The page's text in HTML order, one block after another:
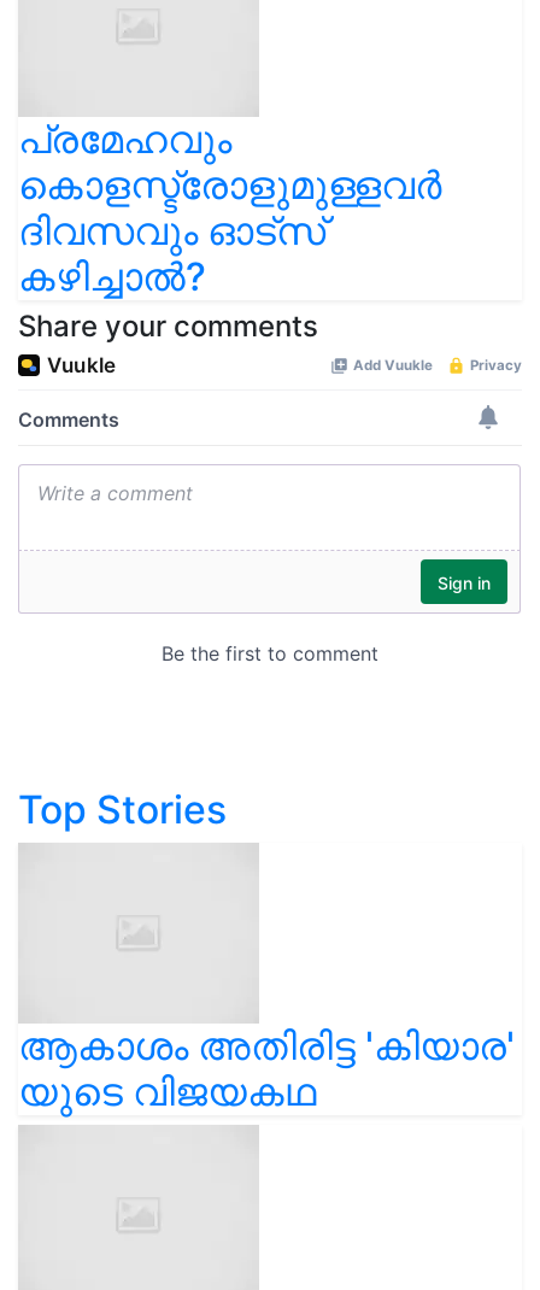
പ്രമേഹവും
കൊളസ്ട്രോളുമുള്ളവർ
ദിവസവും ഓട്‌സ്
കഴിച്ചാൽ?
Share your comments
Top Stories
ആകാശം അതിരിട്ട 'കിയാര'
യുടെ വിജയകഥ